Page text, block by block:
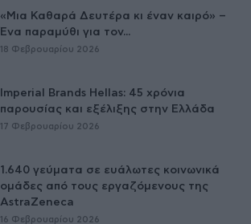
«Μια Καθαρά Δευτέρα κι έναν καιρό» –
Ένα παραμύθι για τον...
18 Φεβρουαρίου 2026
Imperial Brands Hellas: 45 χρόνια
παρουσίας και εξέλιξης στην Ελλάδα
17 Φεβρουαρίου 2026
1.640 γεύματα σε ευάλωτες κοινωνικά
ομάδες από τους εργαζόμενους της
AstraZeneca
16 Φεβρουαρίου 2026